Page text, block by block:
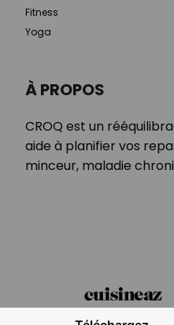
À PROPOS
CROQ est un
aide à planifier vos
minceur, maladie
Fitness
Yoga